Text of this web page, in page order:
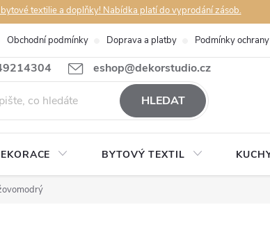
textilie a doplňky! Nabídka platí do vyprodání zásob.
eshop@dekorstudio.cz
Obchodní podmínky Doprava a platby Podmínky
HLEDAT
BYTOVÝ TEXTIL